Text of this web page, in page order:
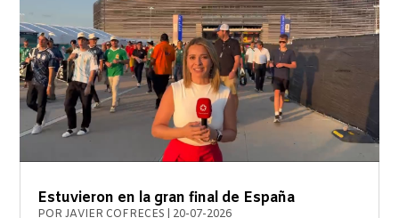
Estuvieron en la gran final de España
PORJAVIER COFRECES 20-07-2026